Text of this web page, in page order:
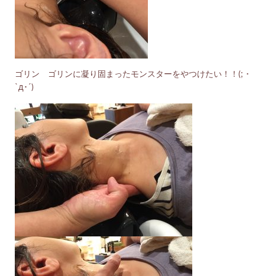
ゴリン ゴリンに凝り固まったモンスターをやつけたい！！(; ･
`д･´)